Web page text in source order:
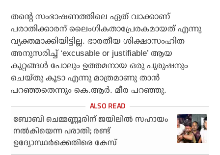
തന്റെ സംഭാഷണത്തിലെ ഏത് വാക്കാണ്
പരാതിക്കാരന് ലൈംഗികതാപ്രേരകമായത് എന്നു
വ്യക്തമാക്കിയിട്ടില്ല. ഭാരതീയ ശിക്ഷാസംഹിത
അനുസരിച്ച് ‘excusable or justifiable’ ആയ
കുറ്റങ്ങള്‍ പോലും ഉത്തമനായ ഒരു പുരുഷനും
ചെയ്തു കൂടാ എന്നു മാത്രമാണു താന്‍
പറഞ്ഞതെന്നും കെ.ആര്‍. മീര പറഞ്ഞു.
ബോബി ചെമ്മണ്ണൂരിന് ജയിലില്‍ സഹായം
നല്‍കിയെന്ന പരാതി; രണ്ട്
ഉദ്യോസ്ഥര്‍ക്കെതിരെ കേസ്